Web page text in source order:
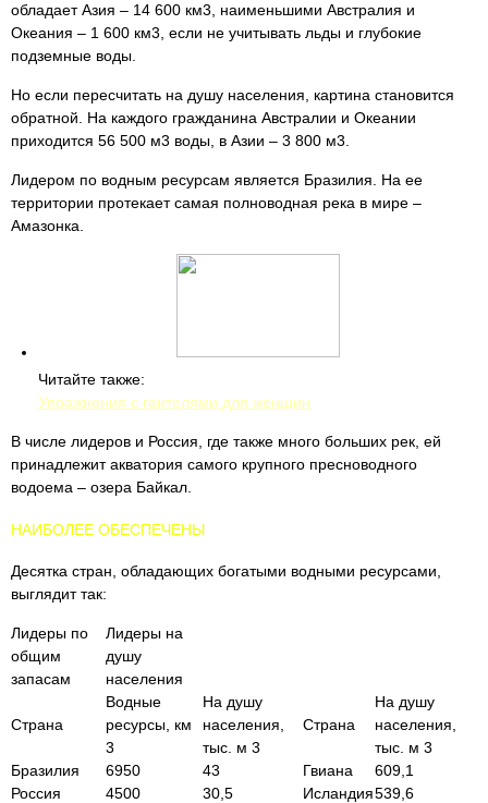
обладает Азия – 14 600 км3, наименьшими Австралия и
Океания – 1 600 км3, если не учитывать льды и глубокие
подземные воды.
Но если пересчитать на душу населения, картина становится
обратной. На каждого гражданина Австралии и Океании
приходится 56 500 м3 воды, в Азии – 3 800 м3.
Лидером по водным ресурсам является Бразилия. На ее
территории протекает самая полноводная река в мире –
Амазонка.
Читайте также:
Упражнения с гантелями для женщин
В числе лидеров и Россия, где также много больших рек, ей
принадлежит акватория самого крупного пресноводного
водоема – озера Байкал.
НАИБОЛЕЕ ОБЕСПЕЧЕНЫ
Десятка стран, обладающих богатыми водными ресурсами,
выглядит так:
Лидеры по
общим
запасам
Лидеры на
душу
населения
Страна
Водные
ресурсы, км
3
На душу
населения,
тыс. м 3
Страна
На душу
населения,
тыс. м 3
Бразилия
6950 43 Гвиана
609,1
Россия
4500 30,5 Исландия539,6